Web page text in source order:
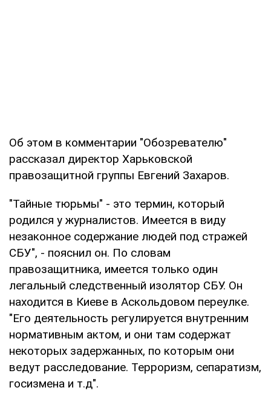
Об этом в комментарии "Обозревателю"
рассказал директор Харьковской
правозащитной группы Евгений Захаров.
"Тайные тюрьмы" - это термин, который
родился у журналистов. Имеется в виду
незаконное содержание людей под стражей
СБУ", - пояснил он. По словам
правозащитника, имеется только один
легальный следственный изолятор СБУ. Он
находится в Киеве в Аскольдовом переулке.
"Его деятельность регулируется внутренним
нормативным актом, и они там содержат
некоторых задержанных, по которым они
ведут расследование. Терроризм, сепаратизм,
госизмена и т.д".